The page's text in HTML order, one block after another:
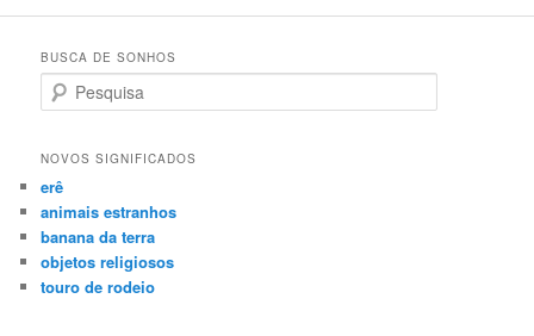
BUSCA DE SONHOS
Search
NOVOS SIGNIFICADOS
erê
animais estranhos
banana da terra
objetos religiosos
touro de rodeio